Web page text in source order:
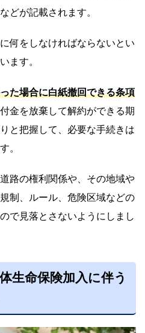
どが記載されます。
何をしなければならないとい
ます。
た場合に白紙撤回できる条項
金を放棄して解約ができる期
と把握して、必要な手続きは
。
路の権利関係や、その地域や
制、ルール、危険区域などの
で見落とさないようにしまし
生命保険加入に伴う